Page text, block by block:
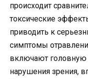
происходит
токсические
приводить к
симптомы
включают головную
нарушения зрения,